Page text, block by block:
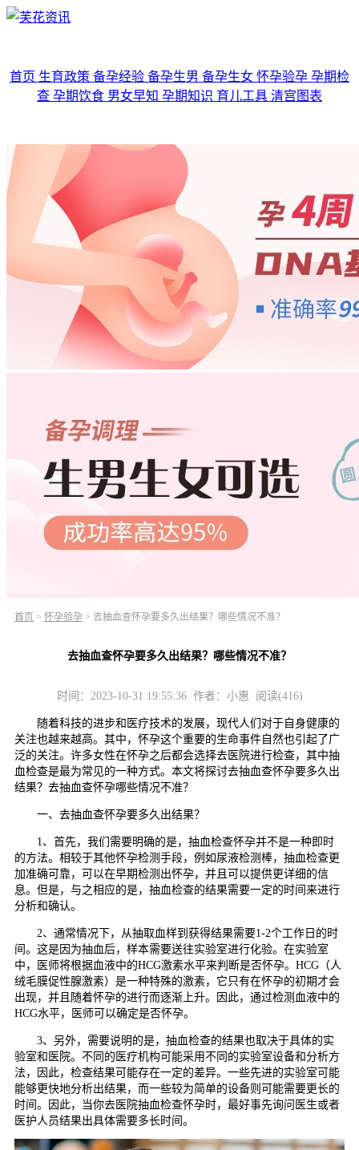
首页 生育政策 备孕经验 备孕生男 备孕生女 怀孕验孕 孕期检
查 孕期饮食 男女早知 孕期知识 育儿工具 清宫图表
首页 > 怀孕验孕 > 去抽血查怀孕要多久出结果？哪些情况不准？
去抽血查怀孕要多久出结果？哪些情况不准？
时间：2023-10-31 19:55:36 作者：小惠 阅读(416)
随着科技的进步和医疗技术的发展，现代人们对于自身健康的
关注也越来越高。其中，怀孕这个重要的生命事件自然也引起了广
泛的关注。许多女性在怀孕之后都会选择去医院进行检查，其中抽
血检查是最为常见的一种方式。本文将探讨去抽血查怀孕要多久出
结果？去抽血查怀孕哪些情况不准？
一、去抽血查怀孕要多久出结果？
1、首先，我们需要明确的是，抽血检查怀孕并不是一种即时
的方法。相较于其他怀孕检测手段，例如尿液检测棒，抽血检查更
加准确可靠，可以在早期检测出怀孕，并且可以提供更详细的信
息。但是，与之相应的是，抽血检查的结果需要一定的时间来进行
分析和确认。
2、通常情况下，从抽取血样到获得结果需要1-2个工作日的时
间。这是因为抽血后，样本需要送往实验室进行化验。在实验室
中，医师将根据血液中的HCG激素水平来判断是否怀孕。HCG（人
绒毛膜促性腺激素）是一种特殊的激素，它只有在怀孕的初期才会
出现，并且随着怀孕的进行而逐渐上升。因此，通过检测血液中的
HCG水平，医师可以确定是否怀孕。
3、另外，需要说明的是，抽血检查的结果也取决于具体的实
验室和医院。不同的医疗机构可能采用不同的实验室设备和分析方
法，因此，检查结果可能存在一定的差异。一些先进的实验室可能
能够更快地分析出结果，而一些较为简单的设备则可能需要更长的
时间。因此，当你去医院抽血检查怀孕时，最好事先询问医生或者
医护人员结果出具体需要多长时间。